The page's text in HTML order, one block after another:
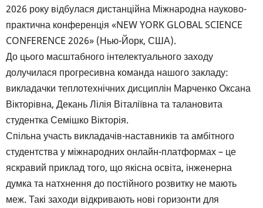
2026 року відбулася дистанційна Міжнародна науково-
практична конференція «NEW YORK GLOBAL SCIENCE
CONFERENCE 2026» (Нью-Йорк, США).
До цього масштабного інтелектуального заходу
долучилася прогресивна команда нашого закладу:
викладачки теплотехнічних дисциплін Марченко Оксана
Вікторівна, Декань Лілія Віталіївна та талановита
студентка Семішко Вікторія.
Спільна участь викладачів-наставників та амбітного
студентства у міжнародних онлайн-платформах – це
яскравий приклад того, що якісна освіта, інженерна
думка та натхнення до постійного розвитку не мають
меж. Такі заходи відкривають нові горизонти для